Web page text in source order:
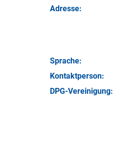
Adresse:
Sprache:
Kontakt­person:
DPG-Vereinigung: